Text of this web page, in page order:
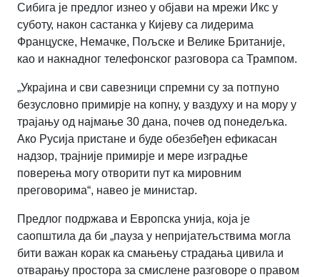
Сибига је предлог изнео у објави на мрежи Икс у
суботу, након састанка у Кијеву са лидерима
Француске, Немачке, Пољске и Велике Британије,
као и накнадног телефонског разговора са Трампом.
„Украјина и сви савезници спремни су за потпуно
безусловно примирје на копну, у ваздуху и на мору у
трајању од најмање 30 дана, почев од понедељка.
Ако Русија пристане и буде обезбеђен ефикасан
надзор, трајније примирје и мере изградње
поверења могу отворити пут ка мировним
преговорима“, навео је министар.
Предлог подржава и Европска унија, која је
саопштила да би „пауза у непријатељствима могла
бити важан корак ка смањењу страдања цивила и
отварању простора за смислене разговоре о правом